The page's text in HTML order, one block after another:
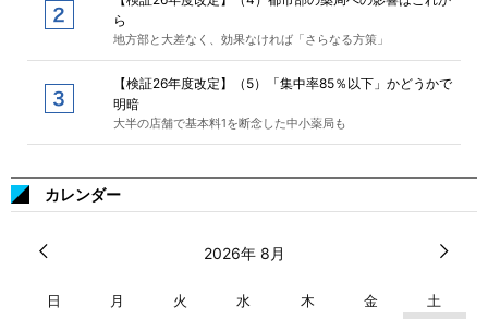
ら
地方部と大差なく、効果なければ「さらなる方策」
【検証26年度改定】（5）「集中率85％以下」かどうかで
明暗
大半の店舗で基本料1を断念した中小薬局も
カレンダー
2026年 8月
日 月 火 水 木 金 土